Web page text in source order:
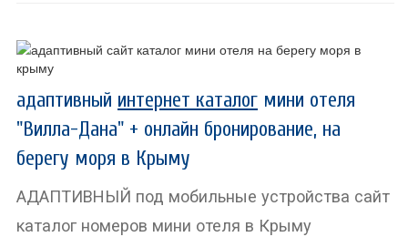
адаптивный интернет каталог мини отеля
"Вилла-Дана" + онлайн бронирование, на
берегу моря в Крыму
АДАПТИВНЫЙ под мобильные устройства сайт
каталог номеров мини отеля в Крыму